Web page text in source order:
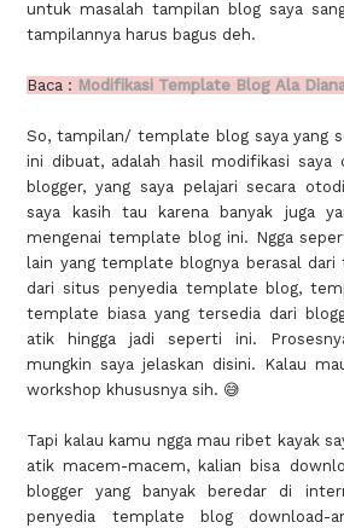
untuk masalah tampilan blog saya
tampilannya harus bagus deh.
Baca : Modifikasi Template Blog Ala
So, tampilan/ template blog saya yang
ini dibuat, adalah hasil modifikasi saya
blogger, yang saya pelajari secara
saya kasih tau karena banyak juga
mengenai template blog ini. Ngga
lain yang template blognya berasal
dari situs penyedia template blog,
template biasa yang tersedia dari
atik hingga jadi seperti ini.
mungkin saya jelaskan disini. Kalau
workshop khususnya sih. 😅
Tapi kalau kamu ngga mau ribet kayak
atik macem-macem, kalian bisa
blogger yang banyak beredar di
penyedia template blog download-